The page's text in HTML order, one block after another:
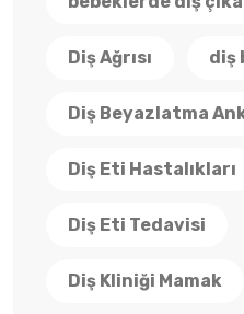
Diş Ağrısı diş
Diş Beyazlatma
Diş Eti Hastalıkları
Diş Eti Tedavisi
Diş Kliniği Mamak